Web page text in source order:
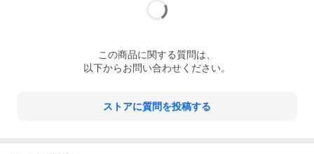
この商品に関する質問は、
以下からお問い合わせください。
ストアに質問を投稿する